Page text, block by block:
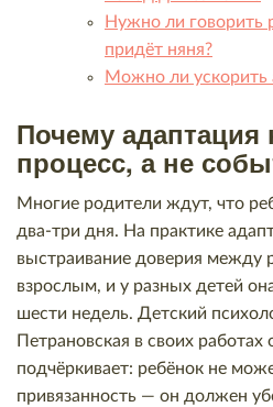
Нужно ли говорить
придёт няня?
Можно ли ускорить
Почему
процесс, а не
Многие родители ждут, что
два-три дня. На практике
выстраивание доверия между
взрослым, и у разных детей
шести недель. Детский
Петрановская в своих работах
подчёркивает: ребёнок не
привязанность — он должен